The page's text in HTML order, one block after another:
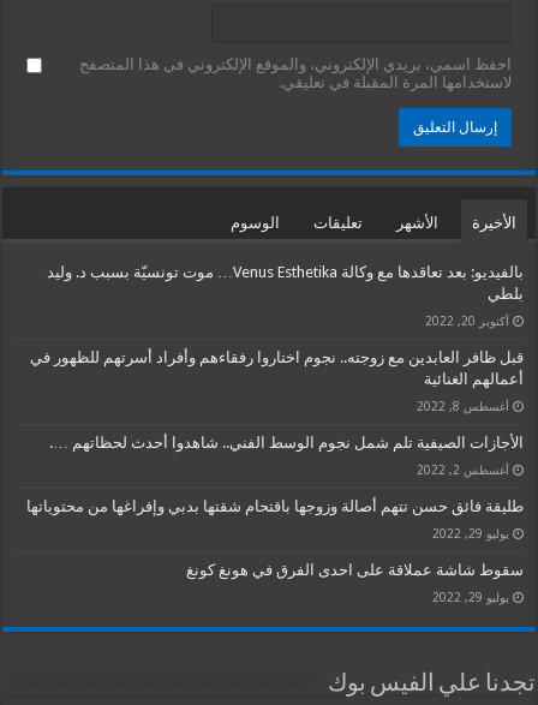
احفظ اسمي، بريدي الإلكتروني، والموقع الإلكتروني في هذا المتصفح
لاستخدامها المرة المقبلة في تعليقي.
الأخيرة الأشهر تعليقات الوسوم
بالفيديو: بعد تعاقدها مع وكالة Venus Esthetika… موت تونسيّة بسبب د. وليد
بلطي
أكتوبر 20, 2022
قبل ظافر العابدين مع زوجته.. نجوم اختاروا رفقاءهم وأفراد أسرتهم للظهور في
أعمالهم الغنائية
أغسطس 8, 2022
الأجازات الصيفية تلم شمل نجوم الوسط الفني.. شاهدوا أحدث لحظاتهم ….
أغسطس 2, 2022
طليقة فائق حسن تتهم أصالة وزوجها باقتحام شقتها بدبي وإفراغها من محتوياتها
يوليو 29, 2022
سقوط شاشة عملاقة على احدى الفرق في هونغ كونغ
يوليو 29, 2022
تجدنا علي الفيس بوك